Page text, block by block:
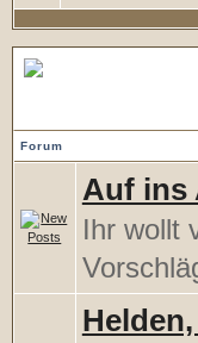
Forum
Auf ins
Ihr wollt